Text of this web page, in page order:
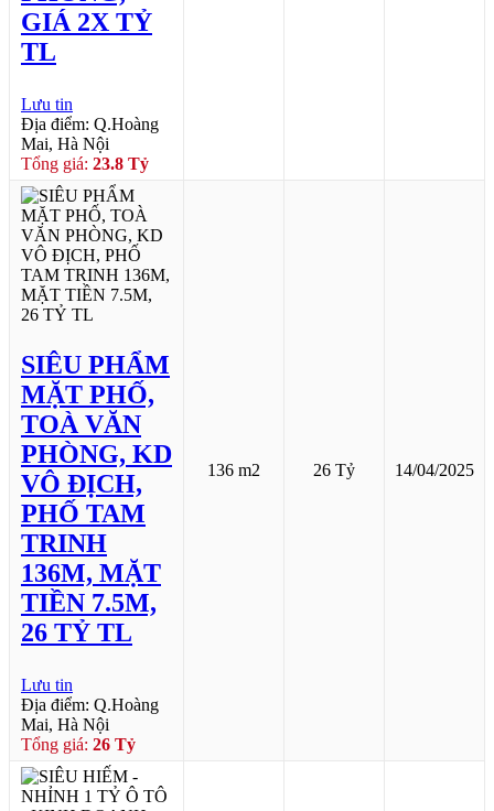
GIÁ 2X TỶ
TL
Lưu tin
Địa điểm: Q.Hoàng
Mai, Hà Nội
Tổng giá: 23.8 Tỷ
SIÊU PHẨM
MẶT PHỐ,
TOÀ VĂN
PHÒNG, KD
VÔ ĐỊCH,
PHỐ TAM
TRINH
136M, MẶT
TIỀN 7.5M,
26 TỶ TL
Lưu tin
Địa điểm: Q.Hoàng
Mai, Hà Nội
Tổng giá: 26 Tỷ
136 m2 26 Tỷ 14/04/2025